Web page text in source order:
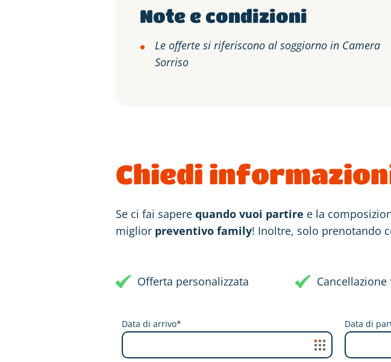
Note e condizioni
Le offerte si riferiscono al soggiorno in Camera
Sorriso
Chiedi
Se ci fai sapere quando vuoi partire e la
miglior preventivo family! Inoltre, solo prenotando
Offerta personalizzata
Data di arrivo* Data di